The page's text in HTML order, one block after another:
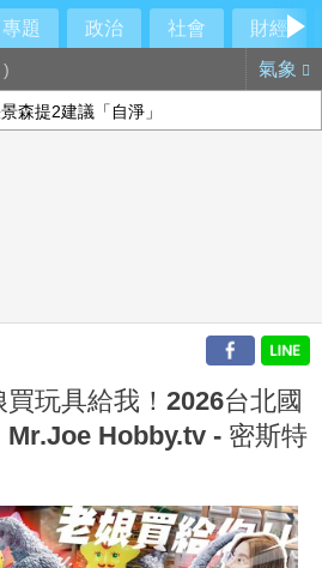
專題 政治 社會
財經
) 氣象
森提2建議「自淨」
買玩具給我！2026台北國
Mr.Joe Hobby.tv - 密斯特